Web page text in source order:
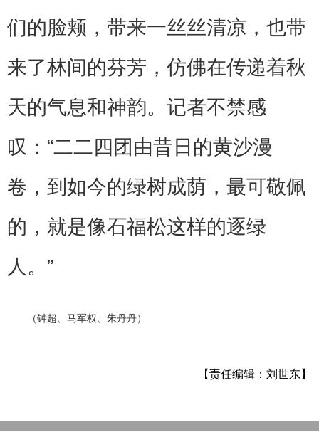
们的脸颊，带来一丝丝清凉，也带
来了林间的芬芳，仿佛在传递着秋
天的气息和神韵。记者不禁感
叹：“二二四团由昔日的黄沙漫
卷，到如今的绿树成荫，最可敬佩
的，就是像石福松这样的逐绿
人。”
（钟超、马军权、朱丹丹）
【责任编辑：刘世东】